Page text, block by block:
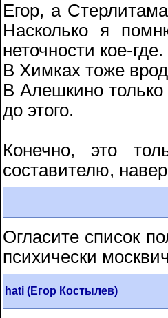
Егор, а
Насколько я
неточности кое-где.
В Химках тоже
В Алешкино
до этого.
Конечно, это
составителю,
Огласите список
психически
hati (Егор Костылев)